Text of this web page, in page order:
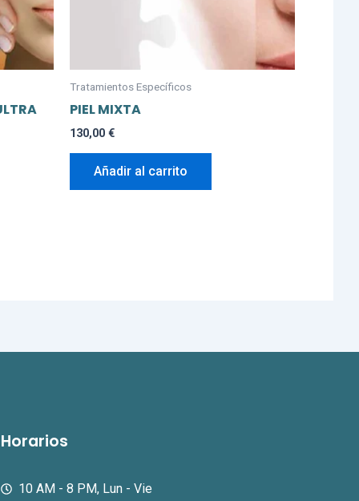
Tratamientos Específicos
PIEL MIXTA
130,00 €
Añadir al carrito
Horarios
10 AM - 8 PM, Lun - Vie